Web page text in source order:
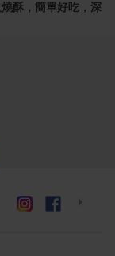
酥，簡單好吃，深